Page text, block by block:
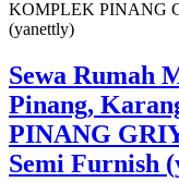
Sewa Rumah
Pinang,
PINANG
Semi Furnish